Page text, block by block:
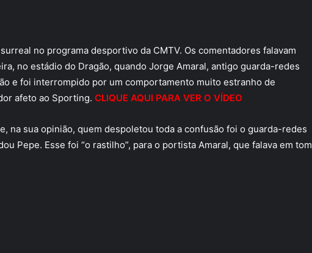
no programa desportivo da CMTV. Os comentadores falavam
no estádio do Dragão, quando Jorge Amaral, antigo guarda-redes
e foi interrompido por um comportamento muito estranho de
afeto ao Sporting. CLIQUE AQUI PARA VER O VÍDEO
na sua opinião, quem despoletou toda a confusão foi o guarda-redes
Pepe. Esse foi “o rastilho”, para o portista Amaral, que falava em tom